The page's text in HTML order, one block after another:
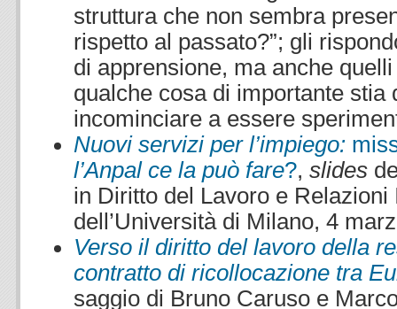
struttura che non sembra
rispetto al passato?”; gli
di apprensione, ma anche
qualche cosa di importante stia
incominciare a essere
Nuovi servizi per l’impiego:
l’Anpal ce la può fare?, slides
in Diritto del Lavoro e Relazioni
dell’Università di Milano, 4
Verso il diritto del lavoro della
contratto di ricollocazione tra
saggio di Bruno Caruso e